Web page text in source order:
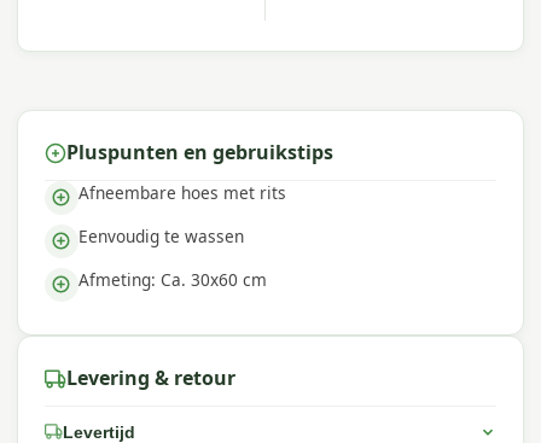
dessins, duurzame materialen en een uitstekende
pasvorm — perfect voor een comfortabele
Pluspunten en gebruikstips
Afneembare hoes met rits
Eenvoudig te wassen
Afmeting: Ca. 30x60 cm
Levering & retour
Levertijd